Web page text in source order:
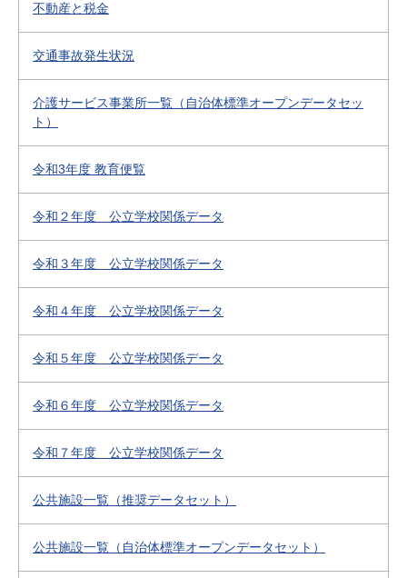
不動産と税金
交通事故発生状況
介護サービス事業所一覧（自治体標準オープンデータセッ
ト）
令和3年度 教育便覧
令和２年度 公立学校関係データ
令和３年度 公立学校関係データ
令和４年度 公立学校関係データ
令和５年度 公立学校関係データ
令和６年度 公立学校関係データ
令和７年度 公立学校関係データ
公共施設一覧（推奨データセット）
公共施設一覧（自治体標準オープンデータセット）